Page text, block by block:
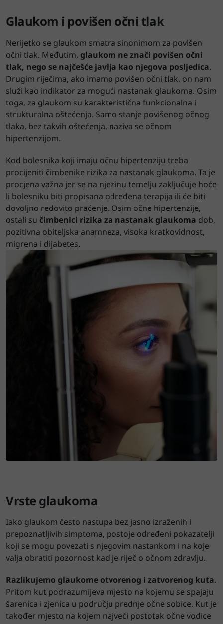
Glaukom i povišen očni tlak
Nerijetko se glaukom smatra sinonimom za povišen
očni tlak. Međutim, glaukom ne znači povišen očni
tlak, nego se najčešće javlja kao njegova posljedica.
Drugim riječima, ako imamo povišen očni tlak, on nam
služi kao indikator za mogući nastanak glaukoma. Osim
toga, za glaukom su karakteristična funkcionalna i
strukturalna oštećenja. Samo stanje povišenog očnog
tlaka, bez takvih oštećenja, naziva se očnom
hipertenzijom.
Kod bolesnika koji imaju očnu hipertenziju treba
procijeniti čimbenike rizika za nastanak glaukoma. Ta je
procjena važna jer se na njezinu temelju zaključuje hoće
li bolesniku biti propisana određena terapija ili će biti
dovoljno redovito praćenje. Osim očne hipertenzije,
ostali su čimbenici rizika za nastanak glaukoma dob,
pozitivna obiteljska anamneza, visoka kratkovidnost,
migrena i dijabetes.
Vrste glaukoma
Iako glaukom često nastupa bez jasno izraženih i
prepoznatljivih simptoma, postoje određeni pokazatelji
koji se mogu povezati s njegovim nastankom i na koje
valja obratiti pozornost kad je riječ o očnom zdravlju.
Razlikujemo glaukome otvorenog i zatvorenog kuta.
Pritom kut podrazumijeva mjesto na kojemu se spajaju
šarenica i zjenica u području prednje očne sobice. Kut je
također mjesto na kojem najveći postotak očne vodice